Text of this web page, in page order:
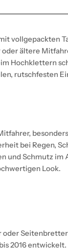
vollgepackten
ältere
Hochklettern
rutschfesten
bei Regen,
und Schmutz im
Look.
2016